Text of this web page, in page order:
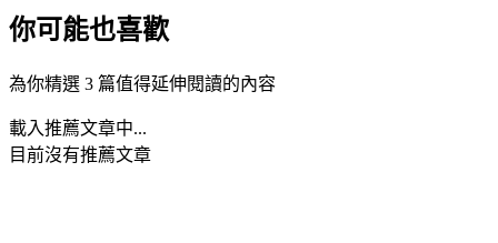
你可能也喜歡
為你精選 3 篇值得延伸閱讀的內容
載入推薦文章中...
目前沒有推薦文章